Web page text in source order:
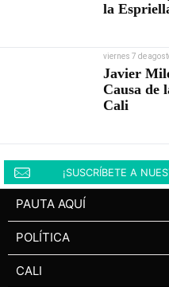
la
viernes 7 de
Javier
Causa de
Cali
¡SUSCRÍBETE A
PAUTA AQUÍ
POLÍTICA
CALI